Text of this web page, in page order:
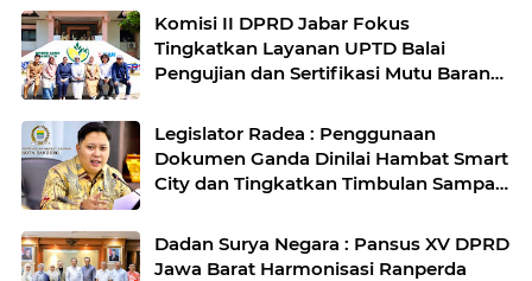
Komisi II DPRD Jabar Fokus
Tingkatkan Layanan UPTD Balai
Pengujian dan Sertifikasi Mutu Barang
Legislator Radea : Penggunaan
Dokumen Ganda Dinilai Hambat Smart
City dan Tingkatkan Timbulan Sampah
Dadan Surya Negara : Pansus XV DPRD
Jawa Barat Harmonisasi Ranperda